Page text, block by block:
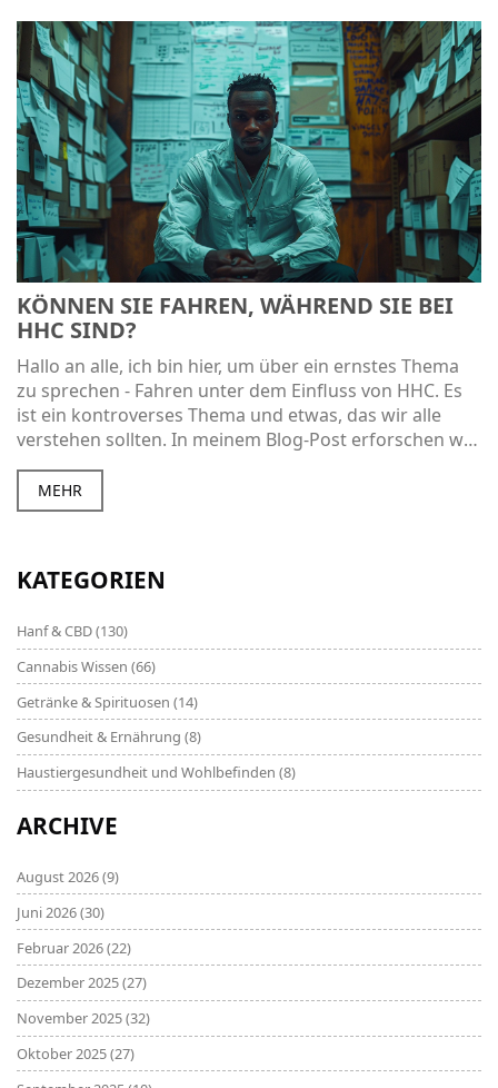
KÖNNEN SIE FAHREN, WÄHREND SIE BEI
HHC SIND?
Hallo an alle, ich bin hier, um über ein ernstes Thema
zu sprechen - Fahren unter dem Einfluss von HHC. Es
ist ein kontroverses Thema und etwas, das wir alle
verstehen sollten. In meinem Blog-Post erforschen wir
das Thema, ob man unter dem Einfluss von HHC sicher
fahren kann oder nicht. Außerdem werden wir uns mit
den gesetzlichen Aspekten und Maßnahmen für die
MEHR
KATEGORIEN
Hanf & CBD(130)
Cannabis Wissen (66)
Getränke & Spirituosen (14)
Gesundheit & Ernährung (8)
Haustiergesundheit und Wohlbefinden (8)
ARCHIVE
August 2026(9)
Juni 2026(30)
Februar 2026(22)
Dezember 2025(27)
November 2025(32)
Oktober 2025(27)